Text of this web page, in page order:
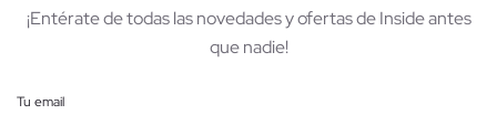
¡Entérate de todas las novedades y ofertas de Inside antes
que nadie!
Tu email